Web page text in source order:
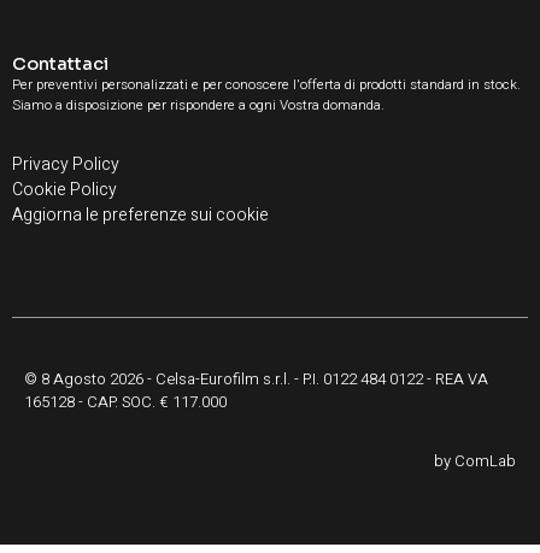
Contattaci
Per preventivi personalizzati e per conoscere l'offerta di prodotti standard in stock.
Siamo a disposizione per rispondere a ogni Vostra domanda.
Privacy Policy
Cookie Policy
Aggiorna le preferenze sui cookie
© 8 Agosto 2026 - Celsa-Eurofilm s.r.l. - P.I. 0122 484 0122 - REA VA
165128 - CAP. SOC. € 117.000
by ComLab